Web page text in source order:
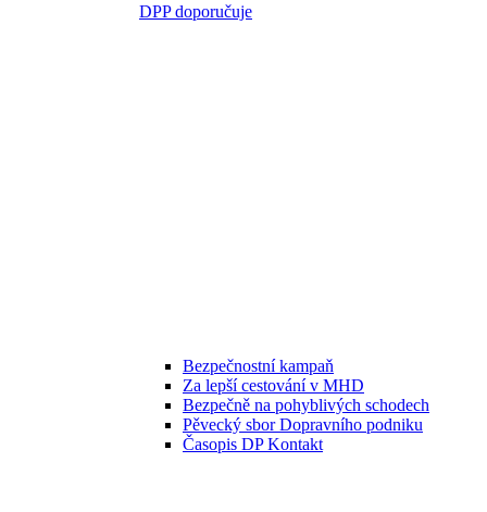
DPP doporučuje
Bezpečnostní kampaň
Za lepší cestování v MHD
Bezpečně na pohyblivých schodech
Pěvecký sbor Dopravního podniku
Časopis DP Kontakt